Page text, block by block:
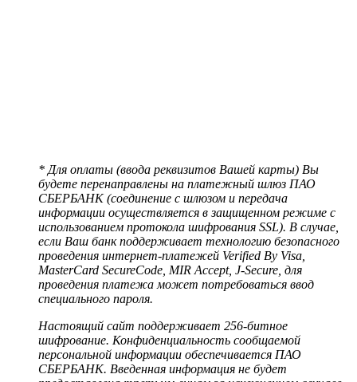
* Для оплаты (ввода реквизитов Вашей карты) Вы
будете перенаправлены на платежный шлюз ПАО
СБЕРБАНК (соединение с шлюзом и передача
информации осуществляется в защищенном режиме с
использованием протокола шифрования SSL). В случае,
если Ваш банк поддерживает технологию безопасного
проведения интернет-платежей Verified By Visa,
MasterCard SecureCode, MIR Accept, J-Secure, для
проведения платежа может потребоваться ввод
специального пароля.
Настоящий сайт поддерживает 256-битное
шифрование. Конфиденциальность сообщаемой
персональной информации обеспечивается ПАО
СБЕРБАНК. Введенная информация не будет